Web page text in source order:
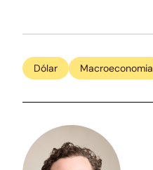
Dólar Macroeconomia